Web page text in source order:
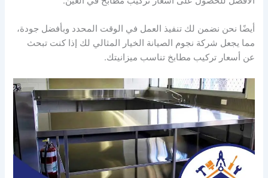
أيضًا نحن نضمن لك تنفيذ العمل في الوقت المحدد وبأفضل جودة،
مما يجعل شركة نجوم الصيانة الخيار المثالي لك إذا كنت تبحث
عن أسعار تركيب مطابخ تناسب ميزانيتك.